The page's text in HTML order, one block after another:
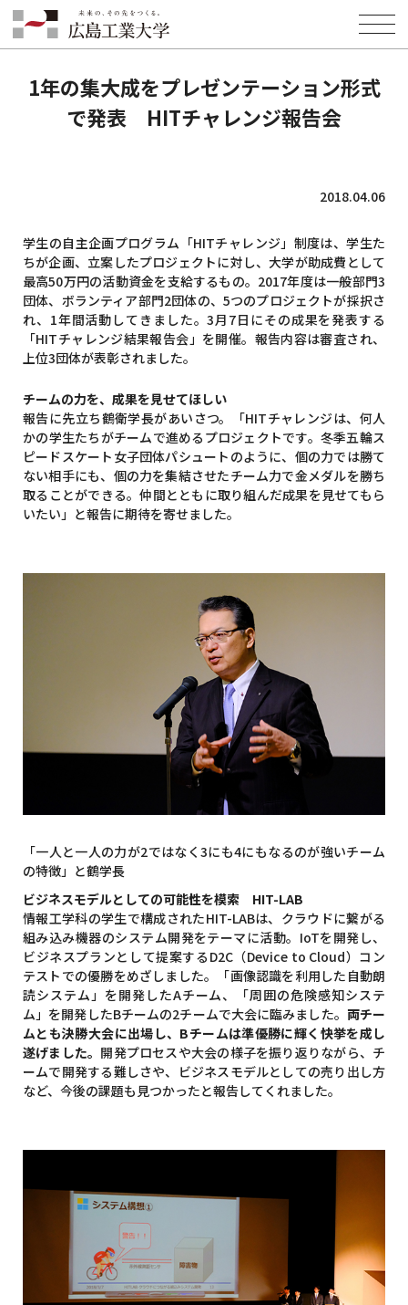
HOME INFORMATION
1年の集大成をプレゼンテーション形式で発表 HITチャレンジ報告会
1年の集大成をプレゼンテーション形式
で発表 HITチャレンジ報告会
2018.04.06
学生の自主企画プログラム「HITチャレンジ」制度は、学生た
ちが企画、立案したプロジェクトに対し、大学が助成費として
最高50万円の活動資金を支給するもの。2017年度は一般部門3
団体、ボランティア部門2団体の、5つのプロジェクトが採択さ
れ、1年間活動してきました。3月7日にその成果を発表する
「HITチャレンジ結果報告会」を開催。報告内容は審査され、
上位3団体が表彰されました。
チームの力を、成果を見せてほしい
報告に先立ち鶴衛学長があいさつ。「HITチャレンジは、何人
かの学生たちがチームで進めるプロジェクトです。冬季五輪ス
ピードスケート女子団体パシュートのように、個の力では勝て
ない相手にも、個の力を集結させたチーム力で金メダルを勝ち
取ることができる。仲間とともに取り組んだ成果を見せてもら
いたい」と報告に期待を寄せました。
「一人と一人の力が2ではなく3にも4にもなるのが強いチーム
の特徴」と鶴学長
ビジネスモデルとしての可能性を模索 HIT-LAB
情報工学科の学生で構成されたHIT-LABは、クラウドに繋がる
組み込み機器のシステム開発をテーマに活動。IoTを開発し、
ビジネスプランとして提案するD2C（Device to Cloud）コン
テストでの優勝をめざしました。「画像認識を利用した自動朗
読システム」を開発したAチーム、「周囲の危険感知システ
ム」を開発したBチームの2チームで大会に臨みました。 両チー
ムとも決勝大会に出場し、Bチームは準優勝に輝く快挙を成し
遂げました。 開発プロセスや大会の様子を振り返りながら、チ
ームで開発する難しさや、ビジネスモデルとしての売り出し方
など、今後の課題も見つかったと報告してくれました。